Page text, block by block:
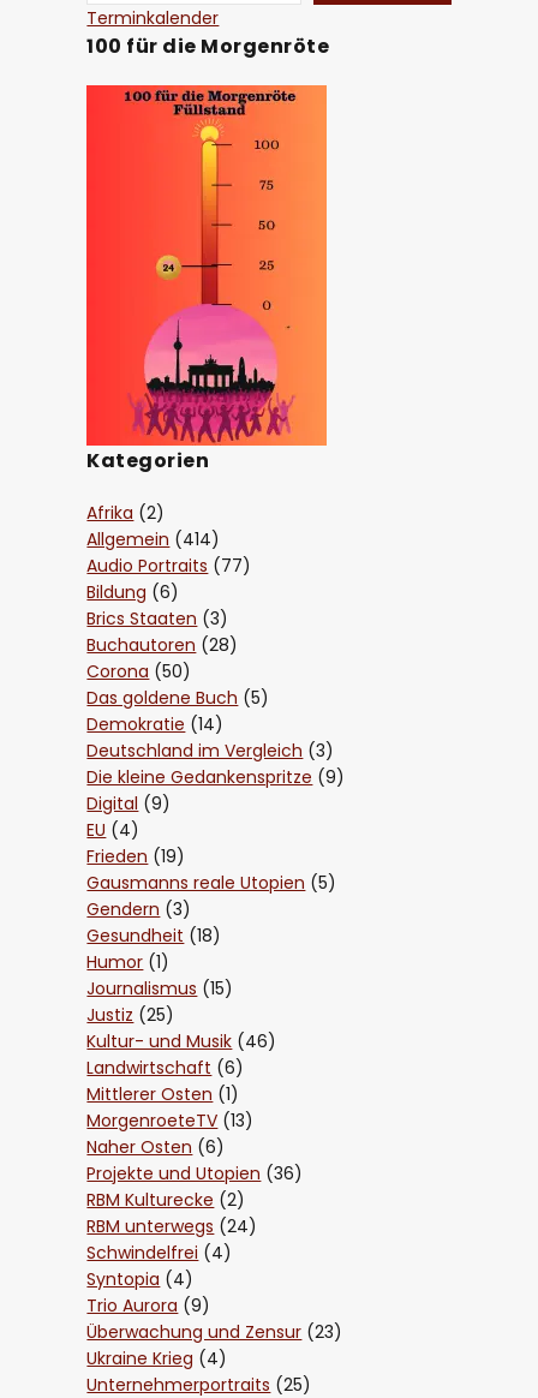
Terminkalender
100 für die Morgenröte
Kategorien
Afrika (2)
Allgemein (414)
Audio Portraits (77)
Bildung (6)
Brics Staaten (3)
Buchautoren (28)
Corona (50)
Das goldene Buch (5)
Demokratie (14)
Deutschland im Vergleich (3)
Die kleine Gedankenspritze (9)
Digital (9)
EU (4)
Frieden (19)
Gausmanns reale Utopien (5)
Gendern (3)
Gesundheit (18)
Humor (1)
Journalismus (15)
Justiz (25)
Kultur- und Musik (46)
Landwirtschaft (6)
Mittlerer Osten (1)
MorgenroeteTV (13)
Naher Osten (6)
Projekte und Utopien (36)
RBM Kulturecke (2)
RBM unterwegs (24)
Schwindelfrei (4)
Syntopia (4)
Trio Aurora (9)
Überwachung und Zensur (23)
Ukraine Krieg (4)
Unternehmerportraits (25)